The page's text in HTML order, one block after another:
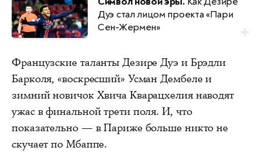
Дуэ стал лицом проекта «Пари
Сен-Жермен»
Французские таланты Дезире Дуэ и Брэдли
Барколя, «воскресший» Усман Дембеле и
зимний новичок Хвича Кварацхелия наводят
ужас в финальной трети поля. И, что
показательно — в Париже больше никто не
скучает по Мбаппе.